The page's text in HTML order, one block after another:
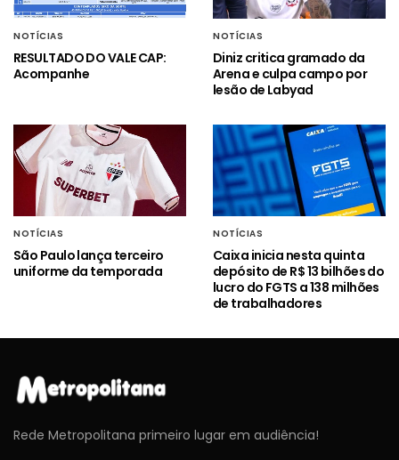
NOTÍCIAS
RESULTADO DO VALE CAP:
Acompanhe
NOTÍCIAS
Diniz critica gramado da
Arena e culpa campo por
lesão de Labyad
NOTÍCIAS
São Paulo lança terceiro
uniforme da temporada
NOTÍCIAS
Caixa inicia nesta quinta
depósito de R$ 13 bilhões do
lucro do FGTS a 138 milhões
de trabalhadores
Rede Metropolitana primeiro lugar em audiência!